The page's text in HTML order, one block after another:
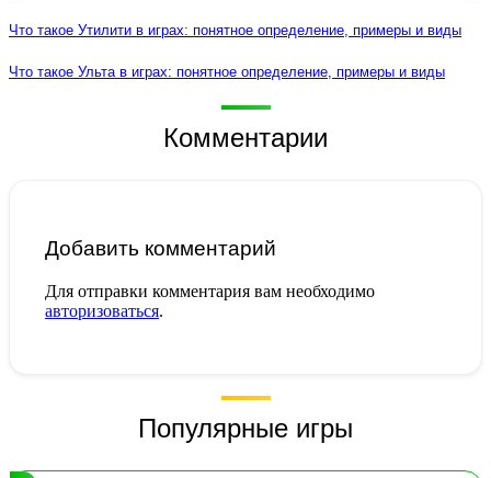
Что такое Утилити в играх: понятное определение, примеры и виды
Что такое Ульта в играх: понятное определение, примеры и виды
Комментарии
Добавить комментарий
Для отправки комментария вам необходимо
авторизоваться.
Популярные игры